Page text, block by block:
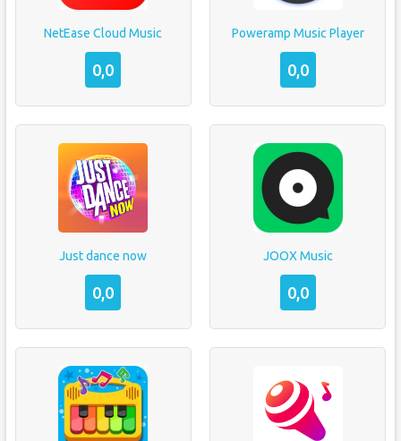
NetEase Cloud Music
0,0
Poweramp Music Player
0,0
Just dance now
0,0
JOOX Music
0,0